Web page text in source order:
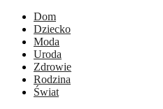
Dom
Dziecko
Moda
Uroda
Zdrowie
Rodzina
Świat